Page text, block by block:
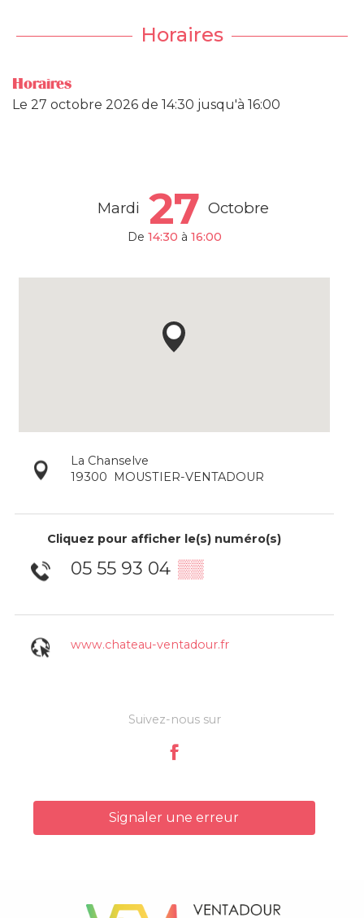
Horaires
Horaires
Le 27 octobre 2026 de 14:30 jusqu'à 16:00
Mardi 27 Octobre
De 14:30 à 16:00
La Chanselve
19300
MOUSTIER-VENTADOUR
Cliquez pour afficher le(s) numéro(s)
05 55 93 04 ▒▒
www.chateau-ventadour.fr
Suivez-nous sur
Signaler une erreur